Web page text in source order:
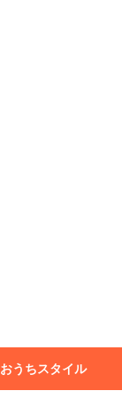
おうちスタイル